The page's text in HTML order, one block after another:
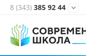
8 (343) 385 92 44 